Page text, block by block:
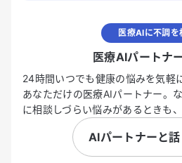
医療AIに不調を
医療AIパートナ
24時間いつでも健康の悩みを気軽
あなただけの医療AIパートナー。
に相談しづらい悩みがあるときも
AIパートナーと